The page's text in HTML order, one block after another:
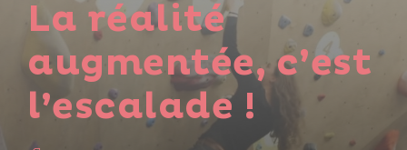
La réalité
augmentée, c’est
l’escalade !